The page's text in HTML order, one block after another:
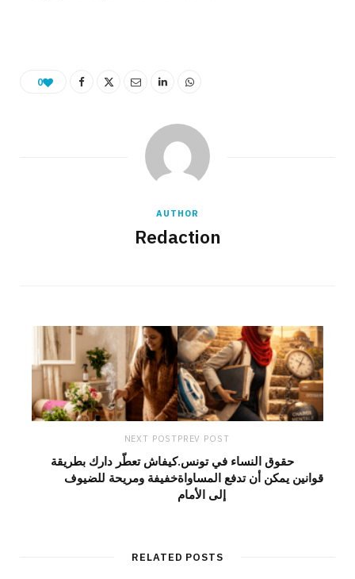
0
AUTHOR
Redaction
PREV POST
حقوق النساء في تونس.
قوانين يمكن أن تدفع المساواة
إلى الأمام
NEXT POST
كيفاش تعطّر دارك بطريقة
خفيفة ومريحة للضيوف
RELATED POSTS